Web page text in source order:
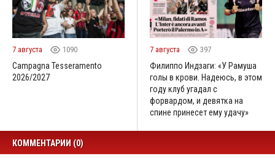
7 августа 1090
Campagna Tesseramento
2026/2027
7 августа 397
Филиппо Индзаги: «У Рамуша
голы в крови. Надеюсь, в этом
году клуб угадал с
форвардом, и девятка на
спине принесет ему удачу»
КОММЕНТАРИИ (0)